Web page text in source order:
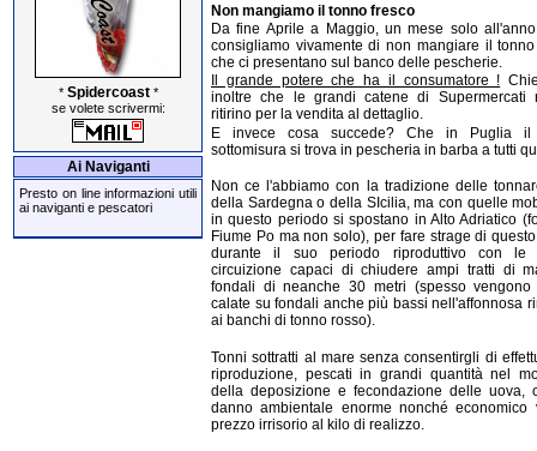
* Spidercoast*
se volete scrivermi:
Ai Naviganti
Presto on line informazioni utili
ai naviganti e pescatori
Non mangiamo il tonno fresco
Da fine Aprile a Maggio, un mese solo
consigliamo vivamente di non mangiare il
che ci presentano sul banco delle pescherie.
Il grande potere che ha il consumatore !
inoltre che le grandi catene di Supermercati
ritirino per la vendita al dettaglio.
E invece cosa succede? Che in Puglia il
sottomisura si trova in pescheria in barba a tutti
Non ce l'abbiamo con la tradizione delle
della Sardegna o della SIcilia, ma con quelle
in questo periodo si spostano in Alto Adriatico
Fiume Po ma non solo), per fare strage di
durante il suo periodo riproduttivo con
circuizione capaci di chiudere ampi tratti di
fondali di neanche 30 metri (spesso vengono
calate su fondali anche più bassi nell'affonnosa
ai banchi di tonno rosso).
Tonni sottratti al mare senza consentirgli di
riproduzione, pescati in grandi quantità nel
della deposizione e fecondazione delle uova,
danno ambientale enorme nonché economico
prezzo irrisorio al kilo di realizzo.